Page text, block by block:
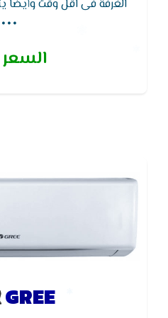
الغرفة فى اقل وقت وأيضا
بخاصية التنظيف الذاتى
و أدخنه
...
السعر
GREE